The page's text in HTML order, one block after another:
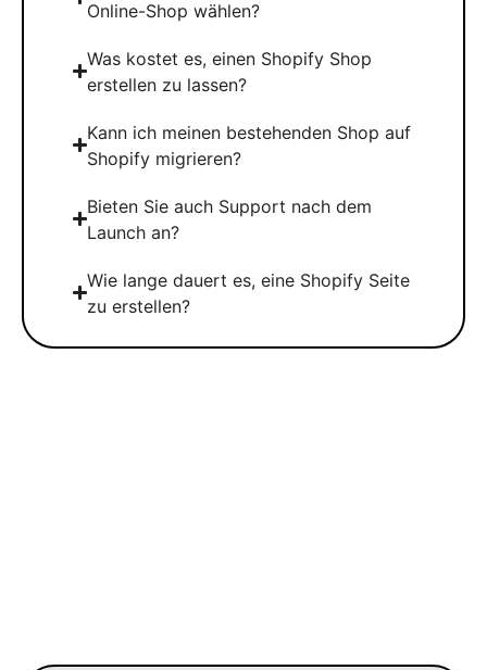
Online-Shop wählen?
Was kostet es, einen Shopify Shop
erstellen zu lassen?
Kann ich meinen bestehenden Shop auf
Shopify migrieren?
Bieten Sie auch Support nach dem
Launch an?
Wie lange dauert es, eine Shopify Seite
zu erstellen?